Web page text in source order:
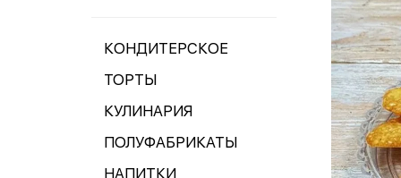
КОНДИТЕРСКОЕ
ТОРТЫ
КУЛИНАРИЯ
ПОЛУФАБРИКАТЫ
НАПИТКИ